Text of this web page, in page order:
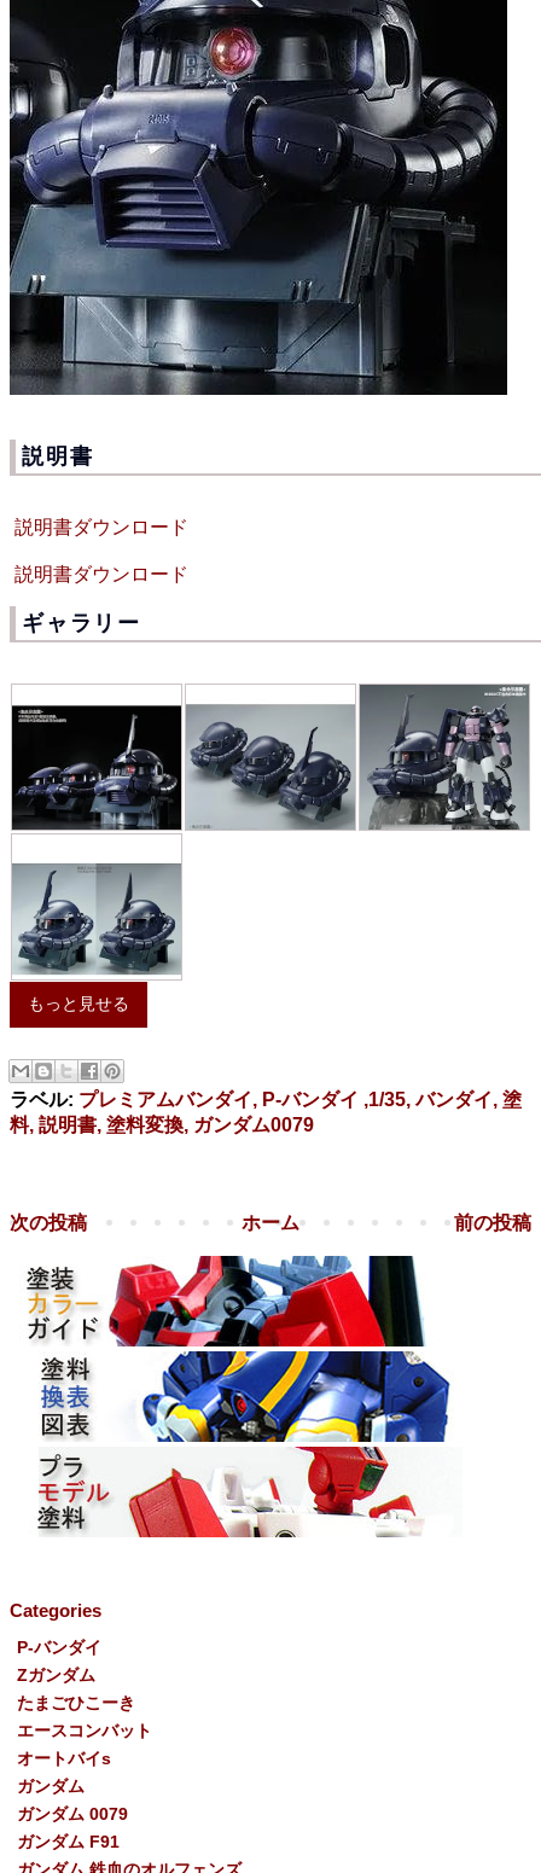
説明書
説明書ダウンロード
説明書ダウンロード
ギャラリー
もっと見せる
ラベル: プレミアムバンダイ, P-バンダイ ,1/35, バンダイ, 塗
料, 説明書, 塗料変換, ガンダム0079
次の投稿 前の投稿
ホーム
Categories
P-バンダイ
Ζガンダム
たまごひこーき
エースコンバット
オートバイs
ガンダム
ガンダム 0079
ガンダム F91